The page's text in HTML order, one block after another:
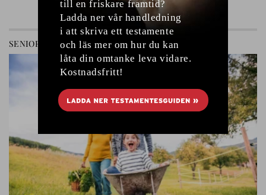
GÅ TILL AVDELNING
SENIOREN RELATIONER